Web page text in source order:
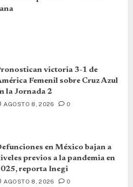
victoria 3-1 de
Femenil sobre Cruz Azul
la Jornada 2
AGOSTO 8, 2026 0
en México bajan a
previos a la pandemia en
reporta Inegi
AGOSTO 8, 2026 0